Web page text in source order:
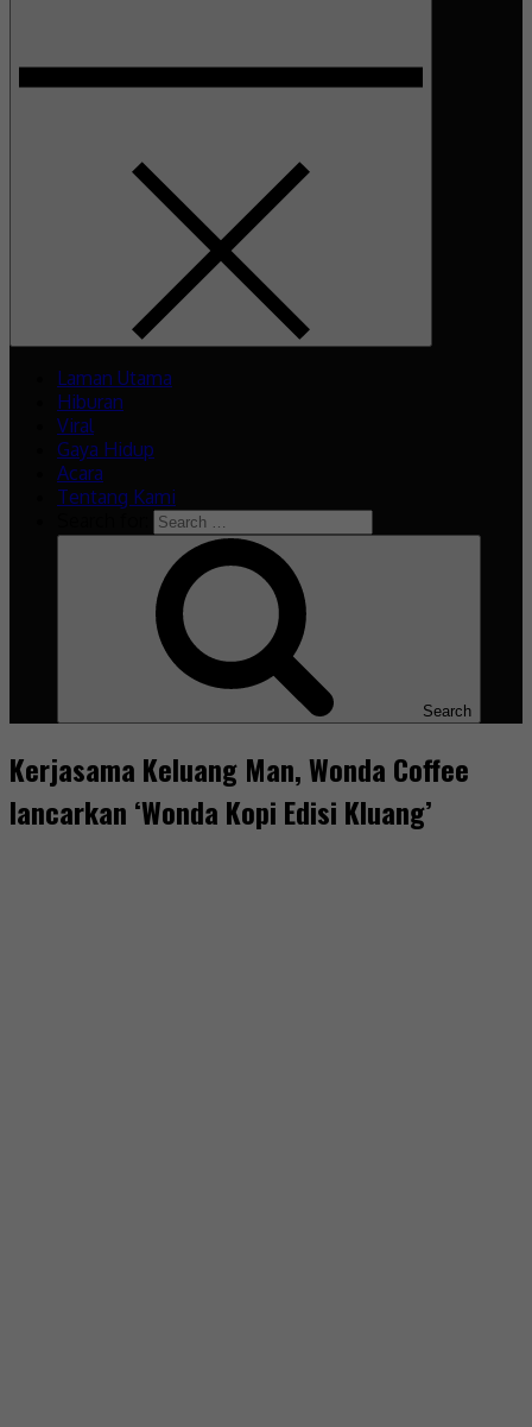
Laman Utama
Hiburan
Viral
Gaya Hidup
Acara
Tentang Kami
Search
Kerjasama Keluang Man, Wonda Coffee
lancarkan ‘Wonda Kopi Edisi Kluang’